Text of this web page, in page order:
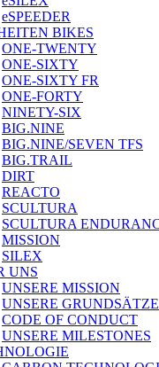
eSPEEDER
BIKES
ONE-TWENTY
ONE-SIXTY
ONE-SIXTY FR
ONE-FORTY
NINETY-SIX
BIG.NINE
BIG.NINE/SEVEN TFS
BIG.TRAIL
DIRT
REACTO
SCULTURA
SCULTURA
MISSION
SILEX
UNS
UNSERE MISSION
UNSERE GRUNDSÄTZE
CODE OF CONDUCT
UNSERE MILESTONES